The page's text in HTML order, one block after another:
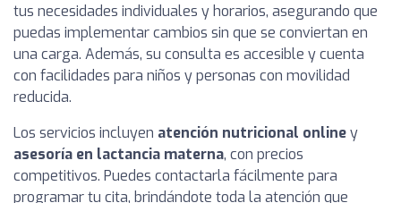
tus necesidades individuales y horarios, asegurando que
puedas implementar cambios sin que se conviertan en
una carga. Además, su consulta es accesible y cuenta
con facilidades para niños y personas con movilidad
reducida.
Los servicios incluyen atención nutricional onliney
asesoría en lactancia materna, con precios
competitivos. Puedes contactarla fácilmente para
programar tu cita, brindándote toda la atención que